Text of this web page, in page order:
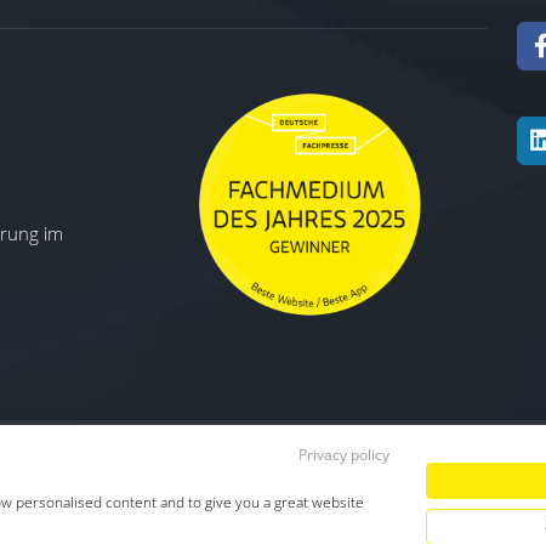
im
Datenschutz Impressum
Privacy policy
personalised content and to give you a great website